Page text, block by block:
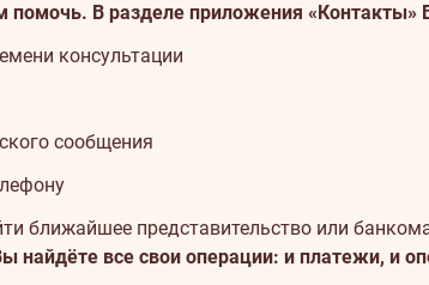
В разделе приложения «Контакты»
консультации
сообщения
ближайшее представительство или
найдёте все свои операции: и платежи, и